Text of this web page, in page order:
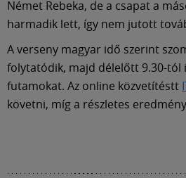
Német Rebeka, de a csapat a
harmadik lett, így nem jutott
A verseny magyar idő szerint
folytatódik, majd délelőtt 9.30-tól
futamokat. Az online közvetítéstt
követni, míg a részletes